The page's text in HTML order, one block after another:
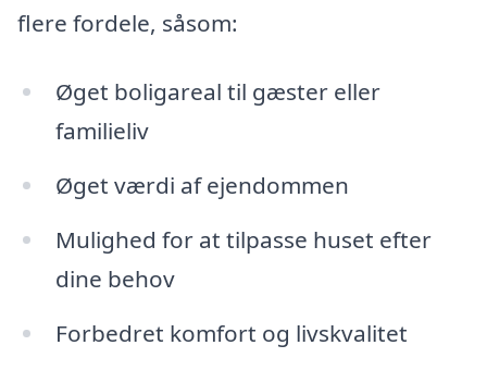
flere fordele, såsom:
Øget boligareal til gæster eller
familieliv
Øget værdi af ejendommen
Mulighed for at tilpasse huset efter
dine behov
Forbedret komfort og livskvalitet